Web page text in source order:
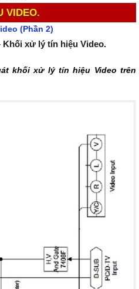
VIDEO.
(Phần 2)
Khối xử lý tín hiệu Video.
khối xử lý tín hiệu Video trên